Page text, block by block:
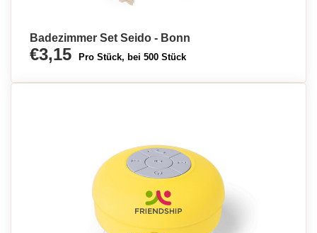
Badezimmer Set Seido - Bonn
€3,15 Pro Stück, bei 500 Stück